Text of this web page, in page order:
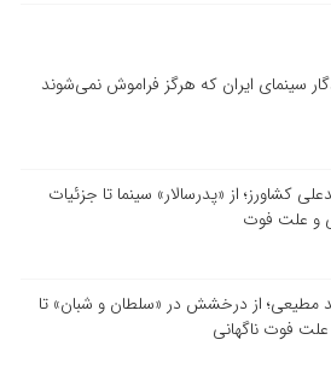
سینمای ایران که هرگز فراموش نمی‌شوند
کشاورز؛ از «پدرسالار» سینما تا جزئیات
و علت فوت
مطیعی؛ از درخشش در «سلطان و شبان» تا
فوت ناگهانی